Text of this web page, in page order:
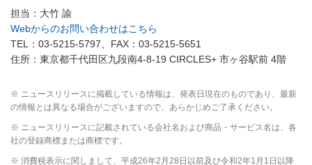
担当：大竹 諭
Webからのお問い合わせはこちら
TEL：03-5215-5797、FAX：03-5215-5651
住所：東京都千代田区九段南4-8-19 CIRCLES+ 市ヶ谷駅前 4階
※ ニュースリリースに掲載している情報は、発表日現在のものであり、最新
の情報とは異なる場合がございますので、あらかじめご了承ください。
※ ニュースリリースに記載されている会社名および商品・サービス名は、各
社の登録商標または商標です。
※ 消費税表示に関しまして、平成26年2月28日以前及び令和2年1月1日以降